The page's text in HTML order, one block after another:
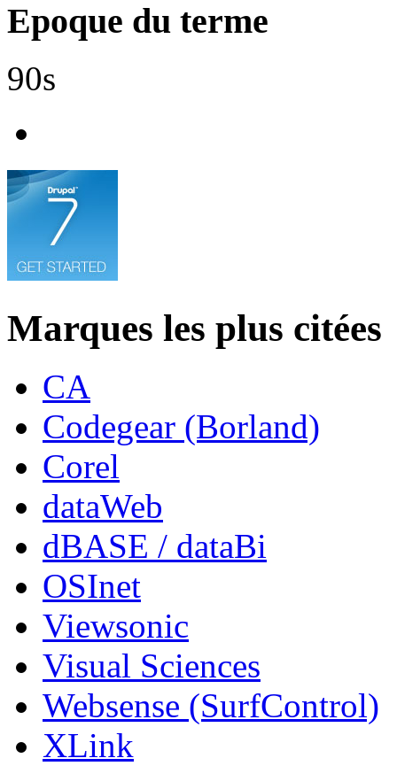
Epoque du terme
90s
Marques les plus citées
CA
Codegear (Borland)
Corel
dataWeb
dBASE / dataBi
OSInet
Viewsonic
Visual Sciences
Websense (SurfControl)
XLink